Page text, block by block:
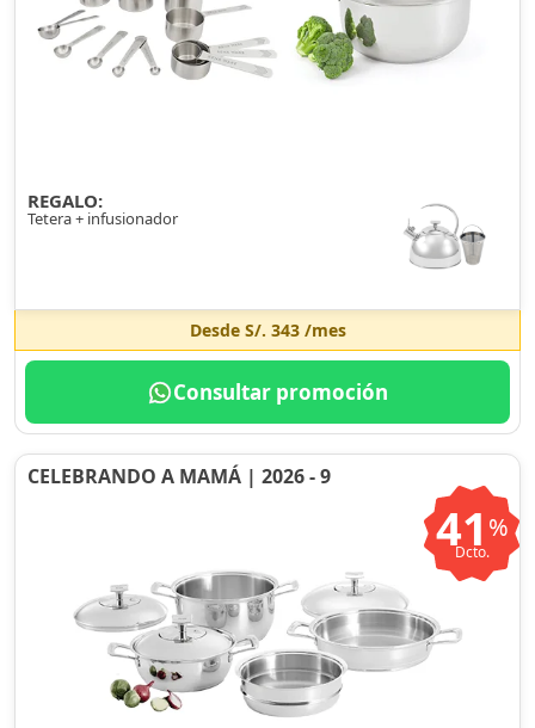
REGALO:
Tetera + infusionador
Desde S/. 343/mes
Consultar promoción
CELEBRANDO A MAMÁ | 2026 - 9
41 %
Dcto.